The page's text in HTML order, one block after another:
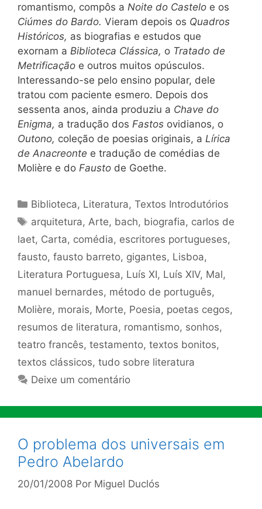
romantismo, compôs a Noite do Castelo e os
Ciúmes do Bardo. Vieram depois os Quadros
Históricos, as biografias e estudos que
exornam a Biblioteca Clássica, o Tratado de
Metrificação e outros muitos opúsculos.
Interessando-se pelo ensino popular, dele
tratou com paciente esmero. Depois dos
sessenta anos, ainda produziu a Chave do
Enigma, a tradução dos Fastos ovidianos, o
Outono, coleção de poesias originais, a Lírica
de Anacreonte e tradução de comédias de
Molière e do Fausto de Goethe.
Categorias
Biblioteca, Literatura,Textos Introdutórios
Tags
arquitetura, Arte, bach, biografia, carlos de
laet, Carta, comédia, escritores portugueses,
fausto, fausto barreto, gigantes, Lisboa,
Literatura Portuguesa, Luís XI, Luís XIV, Mal,
manuel bernardes, método de português,
Molière, morais, Morte, Poesia, poetas cegos,
resumos de literatura, romantismo, sonhos,
teatro francês, testamento, textos bonitos,
textos clássicos, tudo sobre literatura
Deixe um comentário
O problema dos universais em
Pedro Abelardo
20/01/2008 Por Miguel Duclós